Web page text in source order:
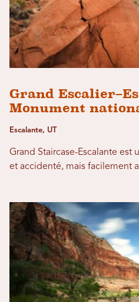
Grand
Monument
Escalante, UT
Grand Staircase-Escalante est
et accidenté, mais facilement